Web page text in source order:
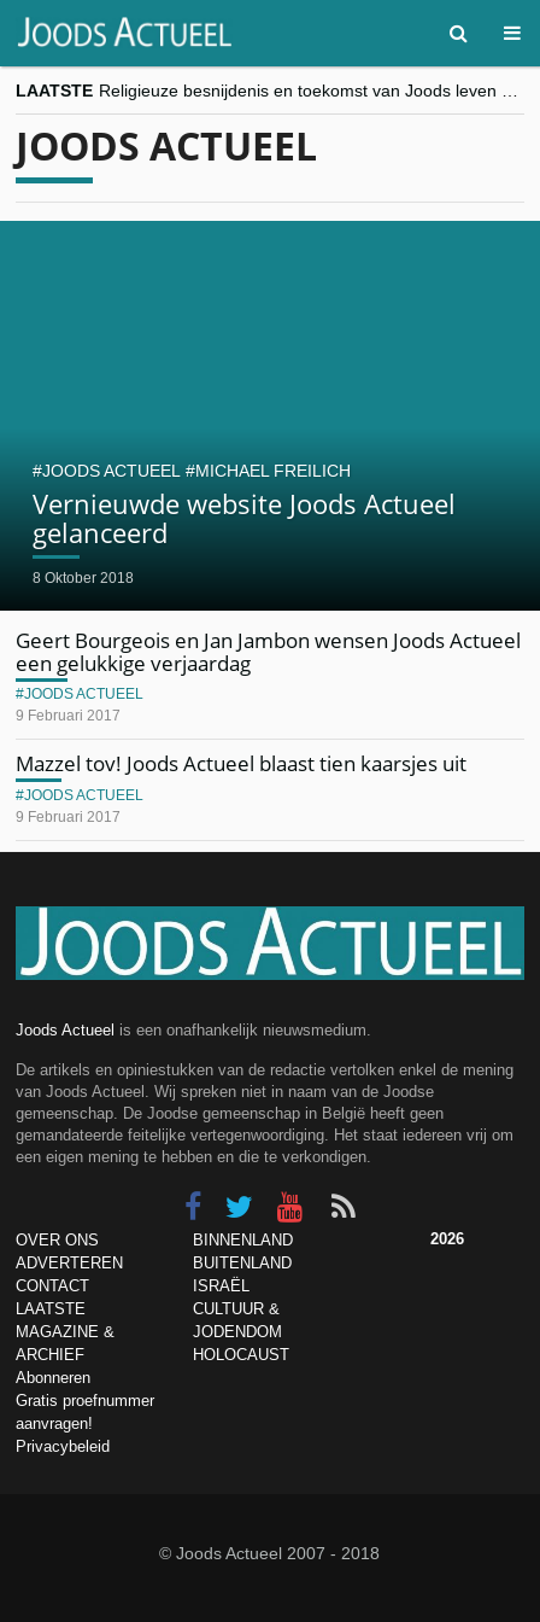
LAATSTE
“Besnijdenisdebat toont hoe moeilijk seculiere Westen minderheden begrijpt”, Jinnih Beels (Vooruit)
JOODS ACTUEEL
Vernieuwde website Joods Actueel
gelanceerd
8 Oktober 2018
JOODS ACTUEEL MICHAEL FREILICH
Geert Bourgeois en Jan Jambon wensen Joods Actueel
een gelukkige verjaardag
9 Februari 2017
JOODS ACTUEEL
Mazzel tov! Joods Actueel blaast tien kaarsjes uit
9 Februari 2017
JOODS ACTUEEL
Joods Actueel is een onafhankelijk nieuwsmedium.
De artikels en opiniestukken van de redactie vertolken enkel de mening
van Joods Actueel. Wij spreken niet in naam van de Joodse
gemeenschap. De Joodse gemeenschap in België heeft geen
gemandateerde feitelijke vertegenwoordiging. Het staat iedereen vrij om
een eigen mening te hebben en die te verkondigen.
OVER ONS
ADVERTEREN
CONTACT
LAATSTE
MAGAZINE &
ARCHIEF
Abonneren
Gratis proefnummer
aanvragen!
Privacybeleid
BINNENLAND
BUITENLAND
ISRAËL
CULTUUR &
JODENDOM
HOLOCAUST
2026
© Joods Actueel 2007 - 2018